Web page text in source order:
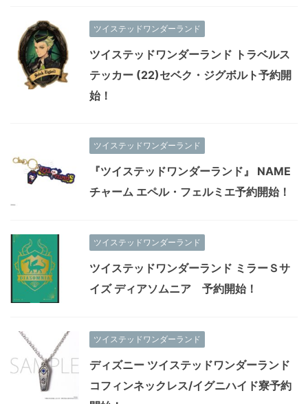
ツイステッドワンダーランド
ツイステッドワンダーランド トラベルス
テッカー (22)セベク・ジグボルト予約開
始！
ツイステッドワンダーランド
『ツイステッドワンダーランド』 NAME
チャーム エペル・フェルミエ予約開始！
ツイステッドワンダーランド
ツイステッドワンダーランド ミラーＳサ
イズ ディアソムニア 予約開始！
ツイステッドワンダーランド
ディズニー ツイステッドワンダーランド
コフィンネックレス/イグニハイド寮予約